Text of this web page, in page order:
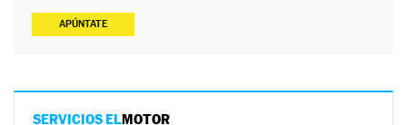
APÚNTATE
SERVICIOS ELMOTOR